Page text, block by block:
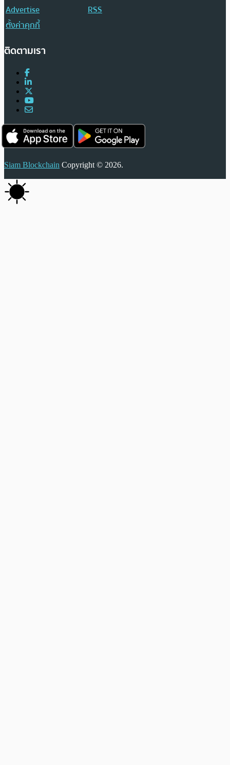
Advertise
RSS
ตั้งค่าคุกกี้
ติดตามเรา
Siam Blockchain Copyright © 2026.